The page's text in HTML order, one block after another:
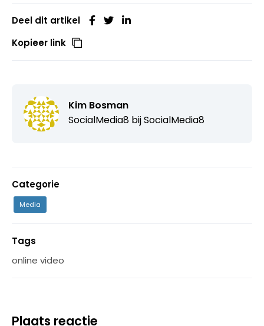
Deel dit artikel
Kopieer link
Kim Bosman
SocialMedia8 bijSocialMedia8
Categorie
Media
Tags
online video
Plaats reactie